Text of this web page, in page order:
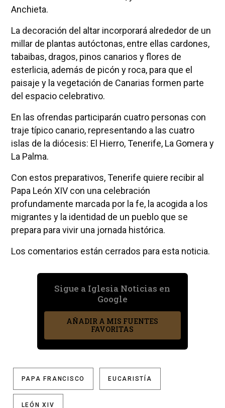
Anchieta.
La decoración del altar incorporará alrededor de un
millar de plantas autóctonas, entre ellas cardones,
tabaibas, dragos, pinos canarios y flores de
esterlicia, además de picón y roca, para que el
paisaje y la vegetación de Canarias formen parte
del espacio celebrativo.
En las ofrendas participarán cuatro personas con
traje típico canario, representando a las cuatro
islas de la diócesis: El Hierro, Tenerife, La Gomera y
La Palma.
Con estos preparativos, Tenerife quiere recibir al
Papa León XIV con una celebración
profundamente marcada por la fe, la acogida a los
migrantes y la identidad de un pueblo que se
prepara para vivir una jornada histórica.
Los comentarios están cerrados para esta noticia.
Sigue a Iglesia Noticias en
Google
AÑADIR A MIS FUENTES
FAVORITAS
PAPA FRANCISCO EUCARISTÍA
LEÓN XIV